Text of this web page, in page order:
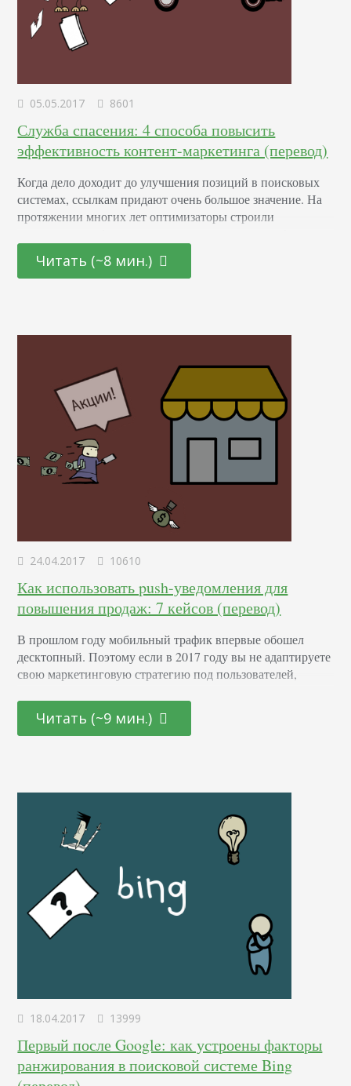
05.05.2017 8601
Служба спасения: 4 способа повысить
эффективность контент-маркетинга (перевод)
Когда дело доходит до улучшения позиций в поисковых
системах, ссылкам придают очень большое значение. На
протяжении многих лет оптимизаторы строили
возможными способами – честными и нечестными.
Meaningful Brands – это исследования, в которых
ценности…
Читать (~8 мин.)
24.04.2017 10610
Как использовать push-уведомления для
повышения продаж: 7 кейсов (перевод)
В прошлом году мобильный трафик впервые обошел
десктопный. Поэтому если в 2017 году вы не адаптируете
свою маркетинговую стратегию под пользователей,
обязательно проиграете сражение за клиентов
конкурентам. В последние годы доступ к интернету через
как…
Читать (~9 мин.)
18.04.2017 13999
Первый после Google: как устроены факторы
ранжирования в поисковой системе Bing